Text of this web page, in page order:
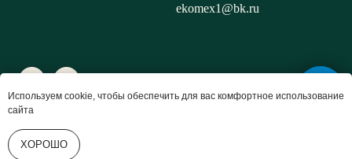
Используем cookie, чтобы обеспечить для вас комфортное использование
сайта
ХОРОШО
ekomex1@bk.ru